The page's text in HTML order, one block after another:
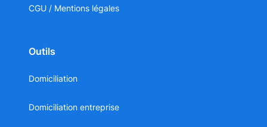
CGU / Mentions légales
Outils
Domiciliation
Domiciliation entreprise